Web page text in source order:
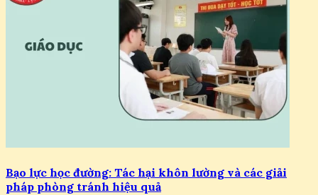
Bạo lực học đường: Tác hại khôn lường và các giải
pháp phòng tránh hiệu quả